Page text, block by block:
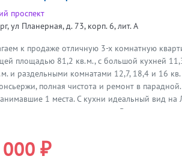
проспект
ул Планерная, д. 73, корп. 6, лит. А
к продаже отличную 3-х комнатную
площадью 81,2 кв.м., с большой кухней
и раздельными комнатами 12,7, 18,4 и 16
полная чистота и ремонт в
1 места. С кухни идеальный вид на
и на этаже нашего дома. Выезд со двора
пешой доступности ТРК ЛЕО МОЛЛ. Этот
₽